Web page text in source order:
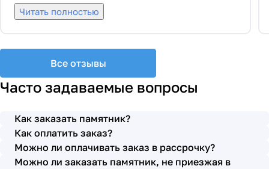
по общему дизайну. Вышли на улицу, посмотрели
представленные варианты, я определилась с
все этапы которого были выполнены вовремя и
без нареканий с нашей стороны, все наши
просьбы учтены. В первое наше обращение мы
бригада Головачёва Владимира. Поэтому и в этот
раз я поросила, если можно, то назначить эту же
бригаду. Мне пошли на встречу, спасибо. Ребята
работают спокойно, но в тоже время, соблюдая
Читать полностью
Все отзывы
Часто задаваемые вопросы
Как заказать памятник?
Как оплатить заказ?
Можно ли оплачивать заказ в рассрочку?
Можно ли заказать памятник, не приезжая в